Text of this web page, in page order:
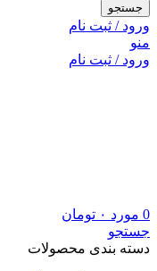
جستجو
ورود / ثبت نام
منو
ورود / ثبت نام
0 مورد ۰ تومان
جستجو
دسته بندی محصولات